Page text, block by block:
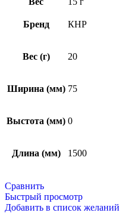
Бренд КНР
Вес (г) 20
Ширина (мм) 75
Выстота (мм) 0
Длина (мм) 1500
Сравнить
Быстрый просмотр
Добавить в список желаний